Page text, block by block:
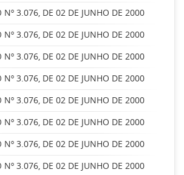
Nº 3.076, DE 02 DE JUNHO DE 2000
Nº 3.076, DE 02 DE JUNHO DE 2000
Nº 3.076, DE 02 DE JUNHO DE 2000
Nº 3.076, DE 02 DE JUNHO DE 2000
Nº 3.076, DE 02 DE JUNHO DE 2000
Nº 3.076, DE 02 DE JUNHO DE 2000
Nº 3.076, DE 02 DE JUNHO DE 2000
Nº 3.076, DE 02 DE JUNHO DE 2000